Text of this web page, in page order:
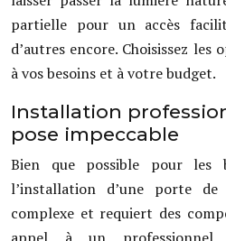
partielle pour un accès
d’autres encore. Choisissez
à vos besoins et à votre budget.
Installation
pose impeccable
Bien que possible pour les
l’installation d’une porte
complexe et requiert des